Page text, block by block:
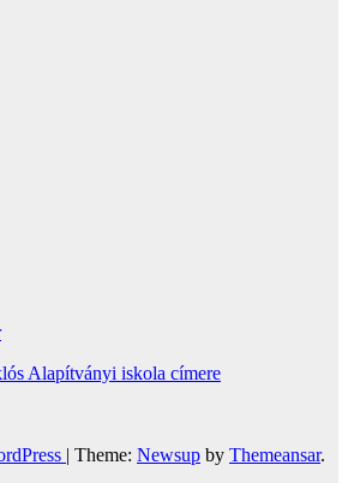
| Theme: Newsup by Themeansar.